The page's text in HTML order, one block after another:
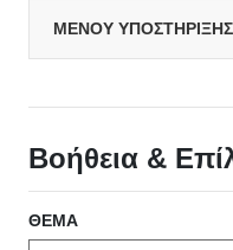
ΜΕΝΟΥ ΥΠΟΣΤΗΡΙΞΗΣ
Βοήθεια &
ΘΈΜΑ